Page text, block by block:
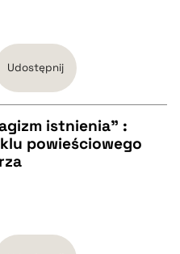
Udostępnij
istnienia" :
powieściowego